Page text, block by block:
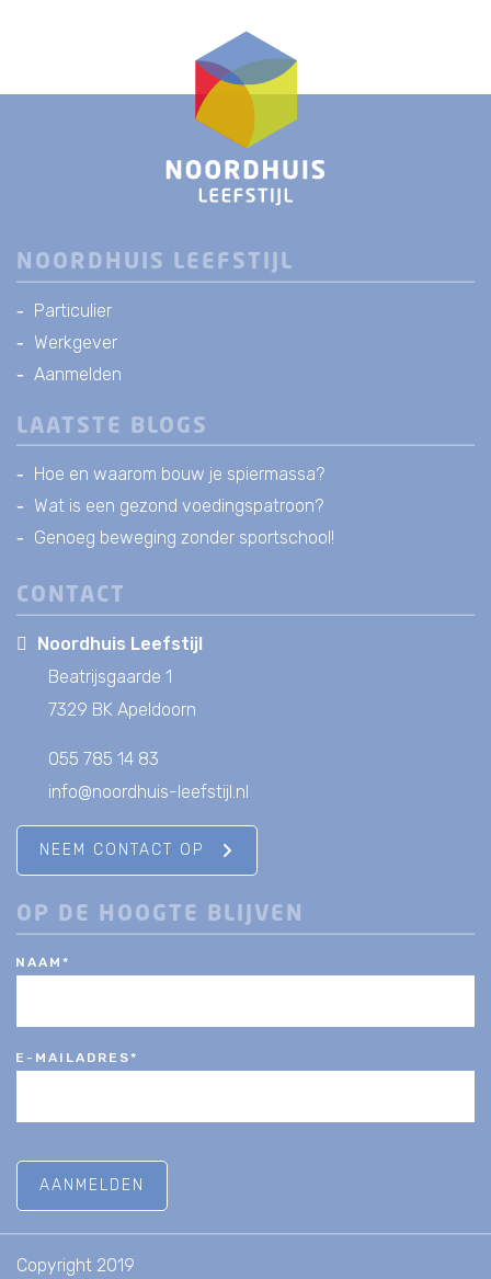
NOORDHUIS LEEFSTIJL
Particulier
Werkgever
Aanmelden
LAATSTE BLOGS
Hoe en waarom bouw je spiermassa?
Wat is een gezond voedingspatroon?
Genoeg beweging zonder sportschool!
CONTACT
Noordhuis Leefstijl
Beatrijsgaarde 1
7329 BK Apeldoorn
055 785 14 83
info@noordhuis-leefstijl.nl
NEEM CONTACT OP
OP DE HOOGTE BLIJVEN
NAAM *
E-MAILADRES*
Copyright 2019